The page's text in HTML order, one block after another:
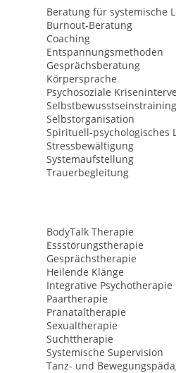
Beratung für systemische
Burnout-Beratung
Coaching
Entspannungsmethoden
Gesprächsberatung
Körpersprache
Psychosoziale
Selbstbewusstseinstraining
Selbstorganisation
Spirituell-psychologisches
Stressbewältigung
Systemaufstellung
Trauerbegleitung
BodyTalk Therapie
Essstörungstherapie
Gesprächstherapie
Heilende Klänge
Integrative Psychotherapie
Paartherapie
Pränataltherapie
Sexualtherapie
Suchttherapie
Systemische Supervision
Tanz- und